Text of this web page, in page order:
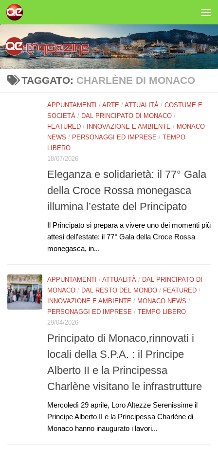
Salta al contenuto
TAGGATO: CHARLÈNE DI MONACO
APPUNTAMENTI / ARTE / ATTUALITÀ / COSTUME E
SOCIETÀ / DAL PRINCIPATO DI MONACO /
FEATURED / INNOVAZIONE E AMBIENTE / MONACO
NEWS / PERSONAGGI ED IMPRESE / TEMPO
LIBERO
18/07/2026
Eleganza e solidarietà: il 77° Gala
della Croce Rossa monegasca
illumina l’estate del Principato
Il Principato si prepara a vivere uno dei momenti più
attesi dell’estate: il 77° Gala della Croce Rossa
monegasca, in...
APPUNTAMENTI / ATTUALITÀ / DAL PRINCIPATO DI
MONACO / DAL RESTO DEL MONDO / FEATURED /
INNOVAZIONE E AMBIENTE / MONACO NEWS /
PERSONAGGI ED IMPRESE / TEMPO LIBERO
29/04/2026
Principato di Monaco,rinnovati i
locali della S.P.A. : il Principe
Alberto II e la Principessa
Charlène visitano le infrastrutture
Mercoledì 29 aprile, Loro Altezze Serenissime il
Principe Alberto II e la Principessa Charlène di
Monaco hanno inaugurato i lavori...